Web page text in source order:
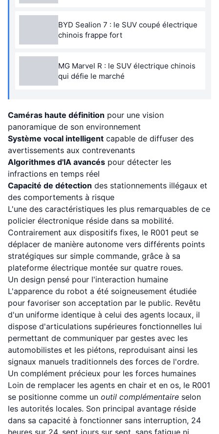
BYD Sealion 7 : le SUV coupé électrique
chinois frappe fort
MG Marvel R : le SUV électrique chinois
qui défie le marché
Caméras haute définition pour une vision
panoramique de son environnement
Système vocal intelligent capable de diffuser des
avertissements aux contrevenants
Algorithmes d'IA avancés pour détecter les
infractions en temps réel
Capacité de détection des stationnements illégaux et
des comportements à risque
L'une des caractéristiques les plus remarquables de ce
policier électronique réside dans sa mobilité.
Contrairement aux dispositifs fixes, le R001 peut se
déplacer de manière autonome vers différents points
stratégiques sur simple commande, grâce à sa
plateforme électrique montée sur quatre roues.
Un design pensé pour l'interaction humaine
L'apparence du robot a été soigneusement étudiée
pour favoriser son acceptation par le public. Revêtu
d'un uniforme identique à celui des agents locaux, il
dispose d'articulations supérieures fonctionnelles lui
permettant de communiquer par gestes avec les
automobilistes et les piétons, reproduisant ainsi les
signaux manuels traditionnels des forces de l'ordre.
Un complément précieux pour les forces humaines
Loin de remplacer les agents en chair et en os, le R001
se positionne comme un outil complémentaire selon
les autorités locales. Son principal avantage réside
dans sa capacité à fonctionner sans interruption, 24
heures sur 24, sept jours sur sept, sans fatigue ni